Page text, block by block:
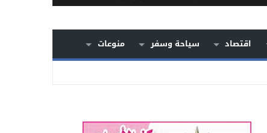
اقتصاد سياحة وسفر
منوعات